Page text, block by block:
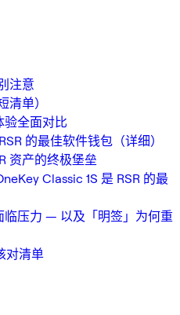
注意
清单）
验全面对比
的最佳软件钱包（详细）
资产的终极堡垒
Classic 1S 是 RSR 的最
临压力 — 以及「明签」为何重
对清单